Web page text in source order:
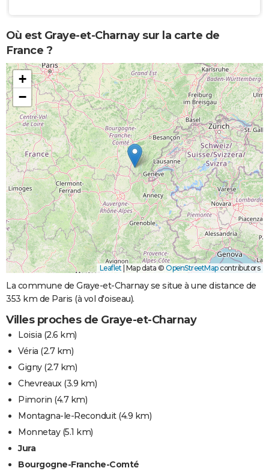
Où est Graye-et-Charnay sur la carte de
France ?
+
−
Leaflet Map data © OpenStreetMapcontributors
La commune de Graye-et-Charnay se situe à une distance de
353 km de Paris (à vol d'oiseau).
Villes proches de Graye-et-Charnay
Loisia (2.6 km)
Véria (2.7 km)
Gigny(2.7 km)
Chevreaux(3.9 km)
Pimorin (4.7 km)
Montagna-le-Reconduit(4.9 km)
Monnetay(5.1 km)
Jura
Bourgogne-Franche-Comté